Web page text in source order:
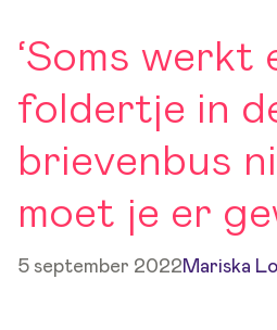
‘Soms werkt
foldertje in
brievenbus
moet je er
5 september 2022Mariska